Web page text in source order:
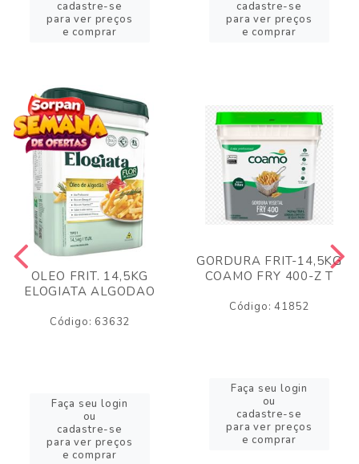
cadastre-se
para ver preços
e comprar
cadastre-se
para ver preços
e comprar
OLEO FRIT. 14,5KG
ELOGIATA ALGODAO
Código: 63632
Faça seu login
ou
cadastre-se
para ver preços
e comprar
GORDURA FRIT-14,5KG
COAMO FRY 400-Z T
Código: 41852
Faça seu login
ou
cadastre-se
para ver preços
e comprar